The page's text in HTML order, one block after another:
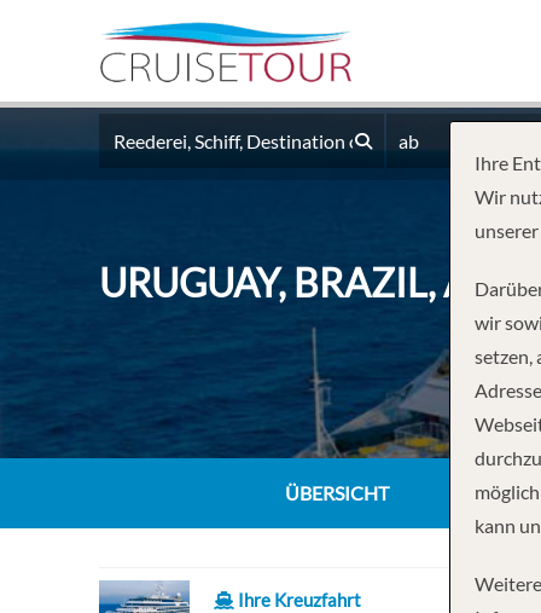
ab
URUGUAY, BRAZIL,
ÜBERSICHT
Ihre Kreuzfahrt
Ihre
Wir
wir
setzen,
kann